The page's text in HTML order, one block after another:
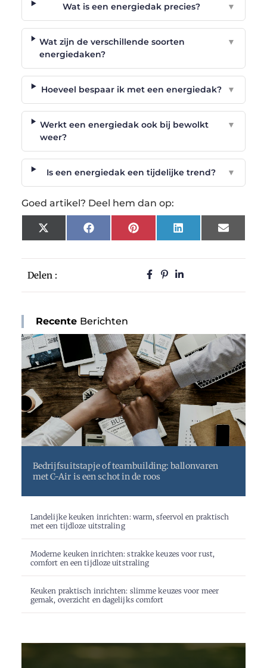
Delen :
Recente Berichten
Bedrijfsuitstapje of teambuilding: ballonvaren
met C-Air is een schot in de roos
Landelijke keuken inrichten: warm, sfeervol en praktisch
met een tijdloze uitstraling
Moderne keuken inrichten: strakke keuzes voor rust,
comfort en een tijdloze uitstraling
Keuken praktisch inrichten: slimme keuzes voor meer
gemak, overzicht en dagelijks comfort
Wat is een energiedak precies? ▼
Wat zijn de verschillende soorten
energiedaken?
▼
Hoeveel bespaar ik met een energiedak? ▼
Werkt een energiedak ook bij bewolkt
weer?
▼
Is een energiedak een tijdelijke trend? ▼
Goed artikel? Deel hem dan op:
X
(Twitter)
FacebookPinterest LinkedIn Email